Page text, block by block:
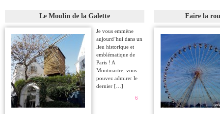
Le Moulin de la Galette
Je vous emmène
aujourd’hui dans un
lieu historique et
emblématique de
Paris ! A
Montmartre, vous
pouvez admirer le
dernier […]
6
Faire la